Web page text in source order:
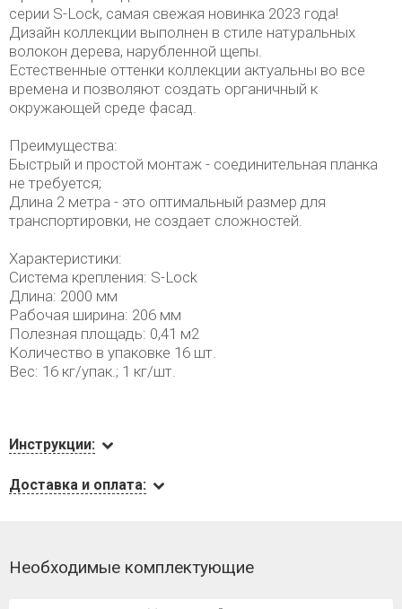
серии S-Lock, самая свежая новинка 2023 года!
Дизайн коллекции выполнен в стиле натуральных
волокон дерева, нарубленной щепы.
Естественные оттенки коллекции актуальны во все
времена и позволяют создать органичный к
окружающей среде фасад.
Преимущества:
Быстрый и простой монтаж - соединительная планка
не требуется;
Длина 2 метра - это оптимальный размер для
транспортировки, не создает сложностей.
Характеристики:
Система крепления: S-Lock
Длина: 2000 мм
Рабочая ширина: 206 мм
Полезная площадь: 0,41 м2
Количество в упаковке 16 шт.
Вес: 16 кг/упак.; 1 кг/шт.
Инструкции:
Доставка и оплата:
Необходимые комплектующие